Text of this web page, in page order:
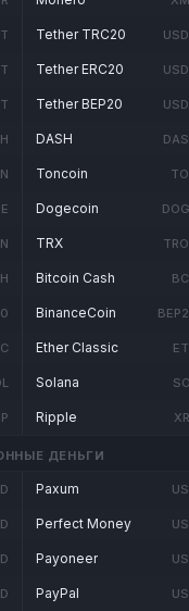
Tether TRC20
Tether ERC20
Tether BEP20
DASH
Toncoin
Dogecoin
TRX
Bitcoin Cash
BinanceCoin
Ether Classic
Solana
Ripple
ДЕНЬГИ
Paxum
Perfect Money
Payoneer
PayPal